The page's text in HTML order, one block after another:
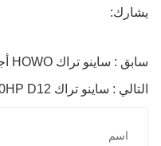
يشارك:
اسم